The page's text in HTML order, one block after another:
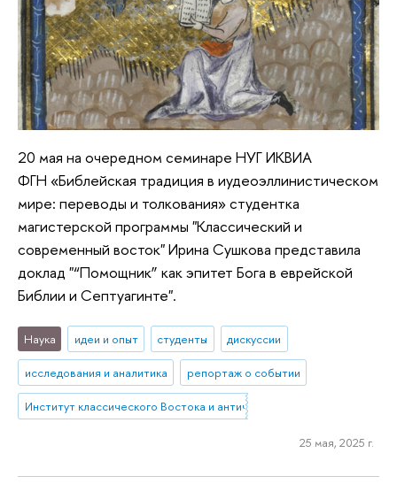
20 мая на очередном семинаре НУГ ИКВИА
ФГН «Библейская традиция в иудеоэллинистическом
мире: переводы и толкования» cтудентка
магистерской программы "Классический и
современный восток" Ирина Сушкова представила
доклад "“Помощник” как эпитет Бога в еврейской
Библии и Септуагинте".
Наука идеи и опыт студенты дискуссии
исследования и аналитика репортаж о событии
Институт классического Востока и античности
25 мая, 2025 г.